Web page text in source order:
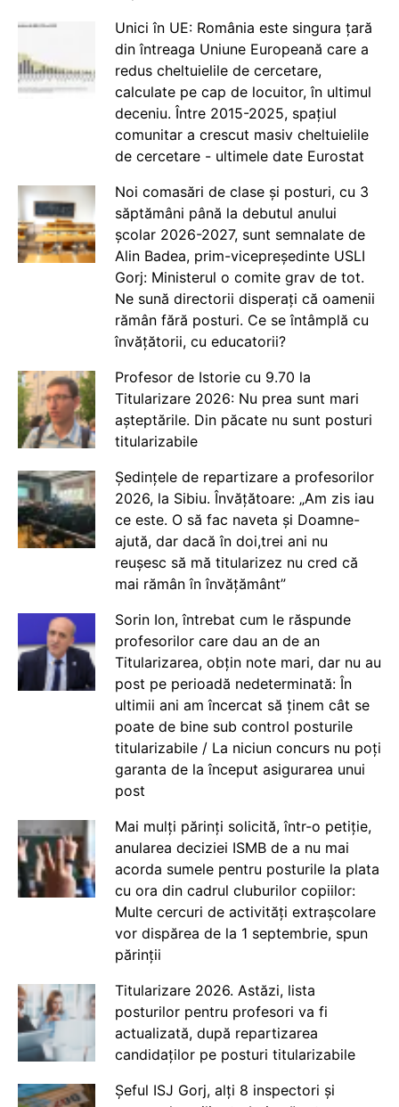
Unici în UE: România este singura țară
din întreaga Uniune Europeană care a
redus cheltuielile de cercetare,
calculate pe cap de locuitor, în ultimul
deceniu. Între 2015-2025, spațiul
comunitar a crescut masiv cheltuielile
de cercetare - ultimele date Eurostat
Noi comasări de clase și posturi, cu 3
săptămâni până la debutul anului
școlar 2026-2027, sunt semnalate de
Alin Badea, prim-vicepreședinte USLI
Gorj: Ministerul o comite grav de tot.
Ne sună directorii disperați că oamenii
rămân fără posturi. Ce se întâmplă cu
învățătorii, cu educatorii?
Profesor de Istorie cu 9.70 la
Titularizare 2026: Nu prea sunt mari
așteptările. Din păcate nu sunt posturi
titularizabile
Ședințele de repartizare a profesorilor
2026, la Sibiu. Învățătoare: „Am zis iau
ce este. O să fac naveta și Doamne-
ajută, dar dacă în doi,trei ani nu
reușesc să mă titularizez nu cred că
mai rămân în învățământ”
Sorin Ion, întrebat cum le răspunde
profesorilor care dau an de an
Titularizarea, obțin note mari, dar nu au
post pe perioadă nedeterminată: În
ultimii ani am încercat să ținem cât se
poate de bine sub control posturile
titularizabile / La niciun concurs nu poți
garanta de la început asigurarea unui
post
Mai mulți părinți solicită, într-o petiție,
anularea deciziei ISMB de a nu mai
acorda sumele pentru posturile la plata
cu ora din cadrul cluburilor copiilor:
Multe cercuri de activități extrașcolare
vor dispărea de la 1 septembrie, spun
părinții
Titularizare 2026. Astăzi, lista
posturilor pentru profesori va fi
actualizată, după repartizarea
candidaților pe posturi titularizabile
Șeful ISJ Gorj, alți 8 inspectori și